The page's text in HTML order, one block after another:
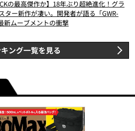
の最高傑作か】18年ぶり超絶進化！グラ
ター新作が凄い。開発者が語る「GWR-
新ムーブメントの衝撃
ング一覧を見る